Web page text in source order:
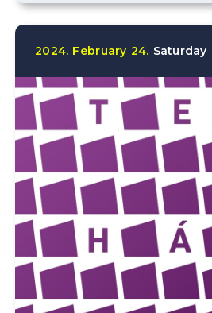
2024. February 24. Saturday